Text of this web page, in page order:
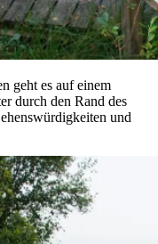
geht es auf einem
durch den Rand des
und